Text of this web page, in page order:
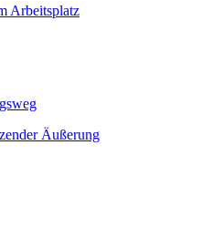
Arbeitsplatz
Äußerung